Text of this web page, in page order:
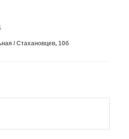
/ Стахановцев, 10б